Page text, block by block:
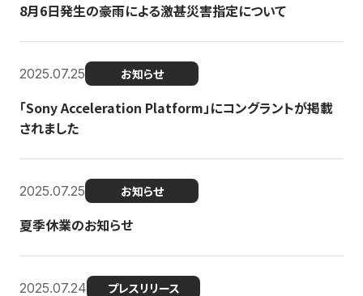
8月6日発生の豪雨による激甚災害指定について
2025.07.25 お知らせ
「Sony Acceleration Platform」にコングラントが掲載
されました
2025.07.25 お知らせ
夏季休業のお知らせ
2025.07.24 プレスリリース